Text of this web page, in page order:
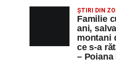
ȘTIRI DIN
Familie
ani,
montani
ce s-a
– Poiana